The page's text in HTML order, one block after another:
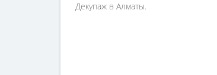
Декупаж в Алматы.